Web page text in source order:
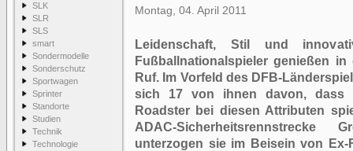
SLK
SLR
SLS
smart
Sondermodelle
Sonderschutz
Sportwagen
Sprinter
Standorte
Studien
Technik
Technologie
Montag, 04. April 2011
Leidenschaft, Stil und
Fußballnationalspieler genießen
Ruf. Im Vorfeld des DFB-
sich 17 von ihnen davon, dass
Roadster bei diesen Attributen
ADAC-Sicherheitsrennstrecke
unterzogen sie im Beisein von